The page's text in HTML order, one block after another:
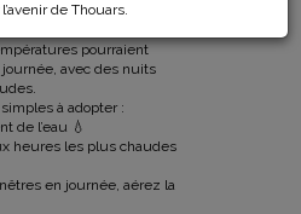
de Thouars.
une possiblevague de
pourraient
journée, avec des nuits
à adopter :
de l’eau 💧
heures les plus chaudes
en journée, aérez la